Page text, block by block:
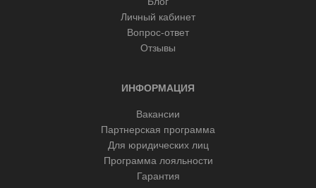
Личный кабинет
Вопрос-ответ
Отзывы
ИНФОРМАЦИЯ
Вакансии
Партнерская программа
Для юридических лиц
Программа лояльности
Гарантия